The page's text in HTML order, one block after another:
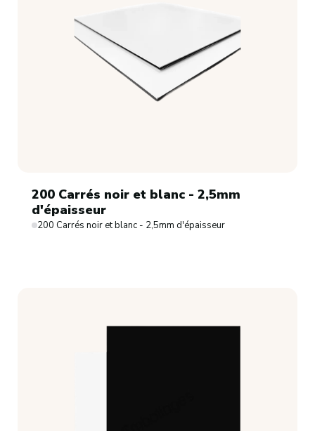
200 Carrés noir et blanc - 2,5mm
d'épaisseur
200 Carrés noir et blanc - 2,5mm d'épaisseur